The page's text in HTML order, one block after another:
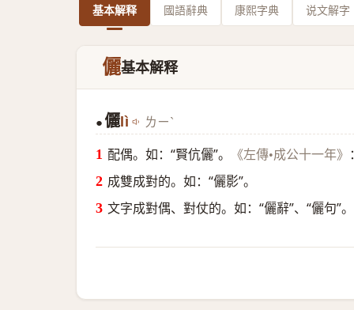
基本解释 國語辭典 康熙字典 说文解字
儷基本解释
● 儷 lì ㄌㄧˋ
配偶。如：“賢伉儷”。 《左傳•成公十一年》
成雙成對的。如：“儷影”。
文字成對偶、對仗的。如：“儷辭”、“儷句”。